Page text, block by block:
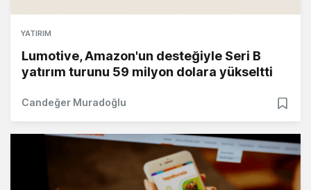
YATIRIM
Lumotive, Amazon'un desteğiyle Seri B
yatırım turunu 59 milyon dolara yükseltti
Candeğer Muradoğlu